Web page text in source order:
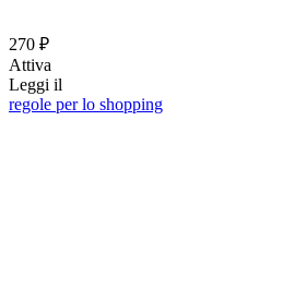
270 ₽
Attiva
Leggi il
regole per lo shopping